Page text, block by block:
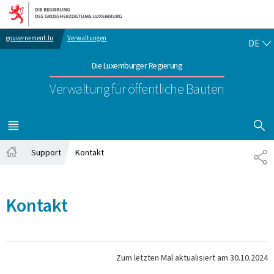
Zur Hauptnavigation
Zum Inhalt
gouvernement.lu Verwaltungen
Die Luxemburger Regierung
Verwaltung für öffentliche Bauten
DE
MENÜ
HAUPT-
Support Kontakt
Kontakt
Zum letzten Mal aktualisiert am 30.10.2024